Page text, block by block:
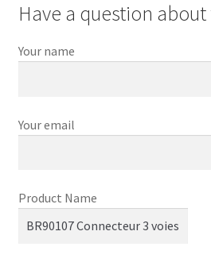
Have a question
Your name
Your email
Product Name